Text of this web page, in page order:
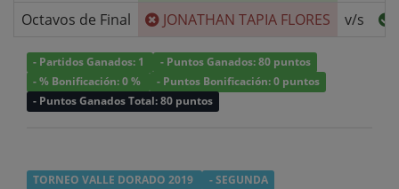
Octavos de Final
JONATHAN TAPIA FLORES v/s
- Partidos Ganados: 1
- Puntos Ganados: 80 puntos
- % Bonificación: 0 %
- Puntos Bonificación: 0 puntos
- Puntos Ganados Total: 80 puntos
TORNEO VALLE DORADO 2019 - SEGUNDA